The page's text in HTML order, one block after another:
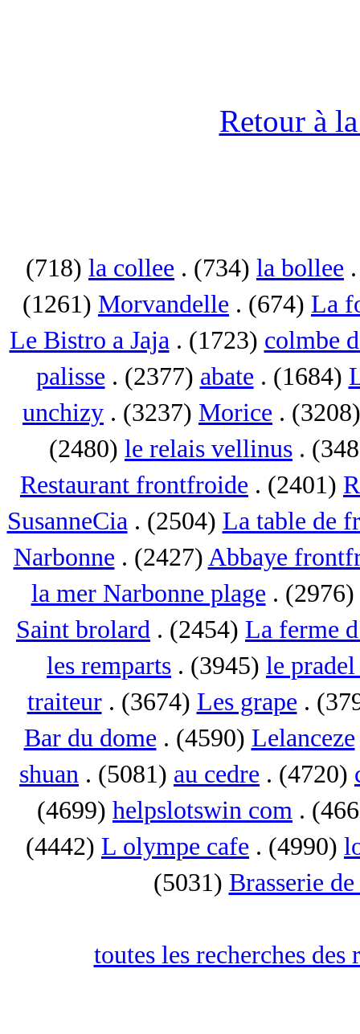
Retour à
(718) la collee . (734) la bollee
(1261) Morvandelle . (674) La
Le Bistro a Jaja. (1723) colmbe
palisse . (2377) abate . (1684)
unchizy . (3237) Morice .
(2480) le relais vellinus .
Restaurant frontfroide . (2401)
SusanneCia. (2504) La table de
Narbonne . (2427) Abbaye
la mer Narbonne plage . (2976)
Saint brolard . (2454) La ferme
les remparts . (3945) le
traiteur. (3674) Les grape .
Bar du dome . (4590) Lelanceze
shuan . (5081) au cedre . (4720)
(4699) helpslotswin com .
(4442) L olympe cafe . (4990)
(5031) Brasserie
toutes les recherches